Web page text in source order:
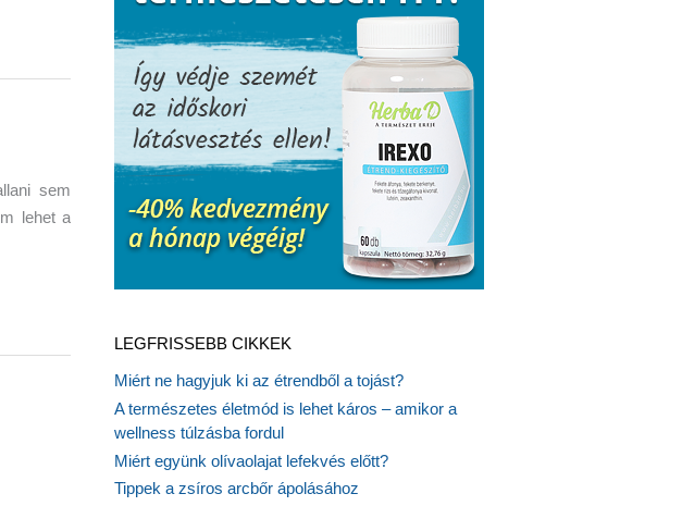
sem
lehet a
LEGFRISSEBB CIKKEK
Miért ne hagyjuk ki az étrendből a tojást?
A természetes életmód is lehet káros – amikor a
wellness túlzásba fordul
Miért együnk olívaolajat lefekvés előtt?
Tippek a zsíros arcbőr ápolásához